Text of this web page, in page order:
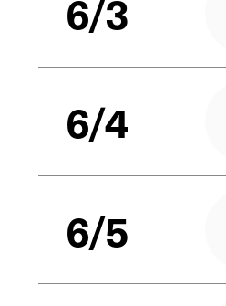
6/3
6/4
6/5